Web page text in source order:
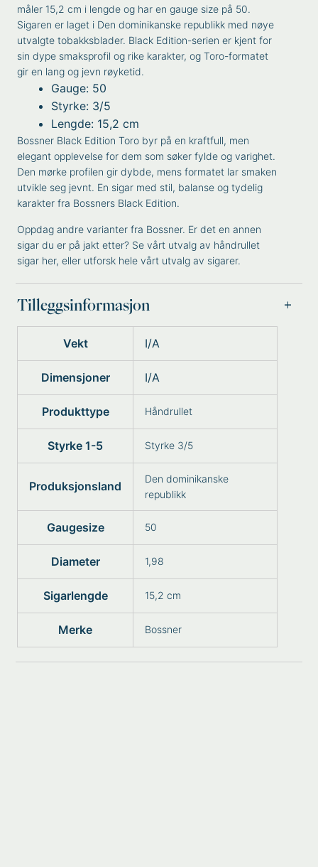
måler 15,2 cm i lengde og har en gauge size på 50.
Sigaren er laget i Den dominikanske republikk med nøye
utvalgte tobakksblader. Black Edition-serien er kjent for
sin dype smaksprofil og rike karakter, og Toro-formatet
gir en lang og jevn røyketid.
Gauge: 50
Styrke: 3/5
Lengde: 15,2 cm
Bossner Black Edition Toro byr på en kraftfull, men
elegant opplevelse for dem som søker fylde og varighet.
Den mørke profilen gir dybde, mens formatet lar smaken
utvikle seg jevnt. En sigar med stil, balanse og tydelig
karakter fra Bossners Black Edition.
Oppdag andre varianter fra Bossner. Er det en annen
sigar du er på jakt etter? Se vårt utvalg av håndrullet
sigar her, eller utforsk hele vårt utvalg av sigarer.
Tilleggsinformasjon
Vekt I/A
Dimensjoner I/A
Produkttype Håndrullet
Styrke 1-5 Styrke 3/5
Produksjonsland
Den dominikanske
republikk
Gaugesize 50
Diameter 1,98
Sigarlengde 15,2 cm
Merke Bossner